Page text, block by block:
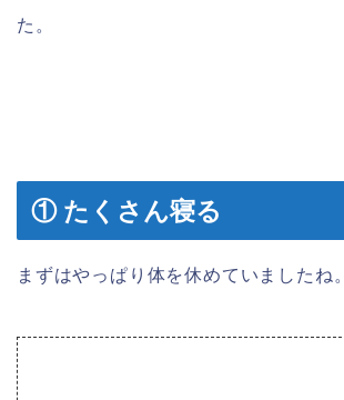
た。
① たくさん寝る
まずはやっぱり体を休めていましたね。